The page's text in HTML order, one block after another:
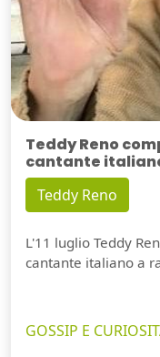
Teddy Reno
cantante
Teddy Reno
L'11 luglio Teddy
cantante italiano a
GOSSIP E